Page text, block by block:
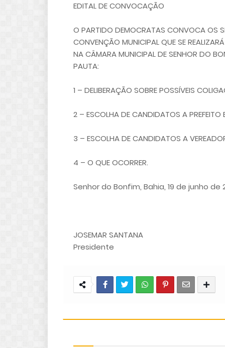
EDITAL DE CONVOCAÇÃO
O PARTIDO DEMOCRATAS CONVOCA OS
CONVENÇÃO MUNICIPAL QUE SE
NA CÂMARA MUNICIPAL DE SENHOR DO
PAUTA:
1 – DELIBERAÇÃO SOBRE POSSÍVEIS
2 – ESCOLHA DE CANDIDATOS A PREFEITO
3 – ESCOLHA DE CANDIDATOS A
4 – O QUE OCORRER.
Senhor do Bonfim, Bahia, 19 de junho de
JOSEMAR SANTANA
Presidente